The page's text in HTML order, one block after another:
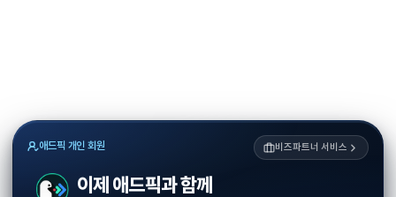
애드픽 개인 회원 비즈파트너 서비스
이제 애드픽과 함께